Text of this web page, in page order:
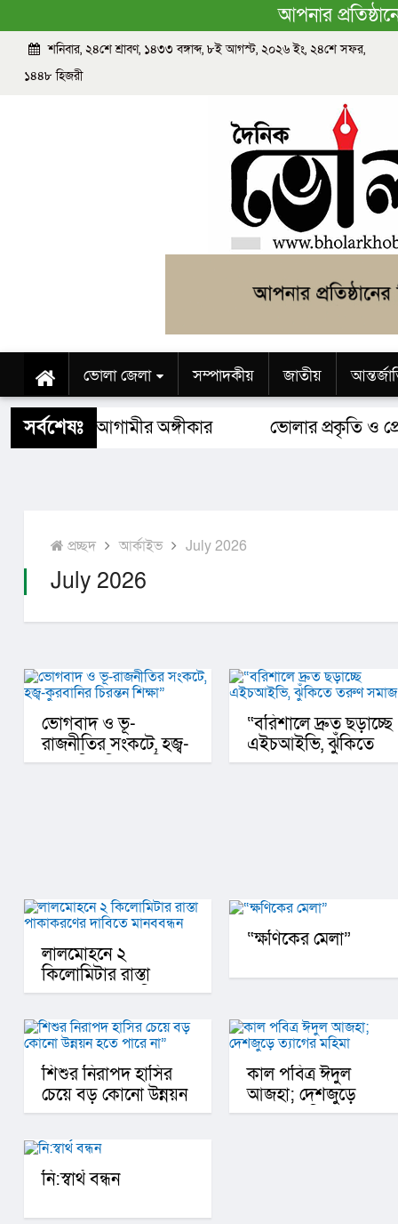
আপনার
শনিবার, ২৪শে শ্রাবণ, ১৪৩৩ বঙ্গাব্দ, ৮ই আগস্ট, ২০২৬ ইং, ২৪শে সফর,
১৪৪৮ হিজরী
ভোলা জেলা সম্পাদকীয় জাতীয়
শিক্ষাঙ্গন স্বাস্থ্য ধর্ম বিজ্ঞান ও প্রযুক্তি Buy
সর্বশেষঃও আগামীর অঙ্গীকার​ ভোলার প্রকৃতি ও
প্রচ্ছদ আর্কাইভ July 2026
July 2026
ভোগবাদ ও ভূ-
রাজনীতির সংকটে, হজ্ব-
কুরবানির চিরন্তন শিক্ষা”
“বরিশালে দ্রুত ছড়াচ্ছে
এইচআইভি, ঝুঁকিতে
তরুণ সমাজ”
লালমোহনে ২
কিলোমিটার রাস্তা
পাকাকরণের দাবিতে
মানববন্ধন
“ক্ষণিকের মেলা”
শিশুর নিরাপদ হাসির
চেয়ে বড় কোনো উন্নয়ন
হতে পারে না”
কাল পবিত্র ঈদুল
আজহা; দেশজুড়ে
ত্যাগের মহিমা
নি:স্বার্থ বন্ধন